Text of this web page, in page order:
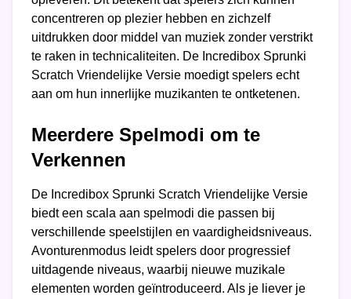
concentreren op plezier hebben en zichzelf
uitdrukken door middel van muziek zonder verstrikt
te raken in technicaliteiten. De Incredibox Sprunki
Scratch Vriendelijke Versie moedigt spelers echt
aan om hun innerlijke muzikanten te ontketenen.
Meerdere Spelmodi om te
Verkennen
De Incredibox Sprunki Scratch Vriendelijke Versie
biedt een scala aan spelmodi die passen bij
verschillende speelstijlen en vaardigheidsniveaus.
Avonturenmodus leidt spelers door progressief
uitdagende niveaus, waarbij nieuwe muzikale
elementen worden geïntroduceerd. Als je liever je